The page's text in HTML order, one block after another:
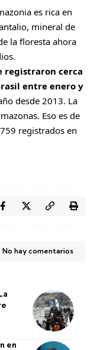
es rica en
mineral de
la floresta ahora
registraron cerca
entre enero y
desde 2013. La
Eso es de
registrados en
No hay comentarios
en